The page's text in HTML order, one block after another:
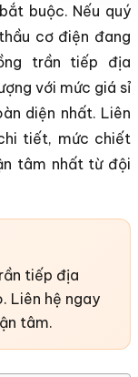
buộc. Nếu quý
cơ điện đang
trần tiếp địa
với mức giá sỉ
diện nhất. Liên
tiết, mức chiết
tâm nhất từ đội
tiếp địa
Liên hệ ngay
tâm.